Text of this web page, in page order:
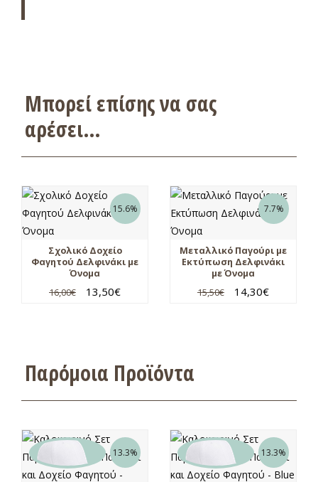
Μπορεί επίσης να σας
αρέσει…
15.6%
Σχολικό Δοχείο
Φαγητού Δελφινάκι με
Όνομα
16,00€ 13,50€
7.7%
Μεταλλικό Παγούρι με
Εκτύπωση Δελφινάκι
με Όνομα
15,50€ 14,30€
Παρόμοια Προϊόντα
13.3% 13.3%